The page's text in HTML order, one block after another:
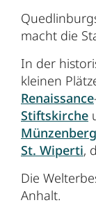
macht die
In der
kleinen
Renaissance
Stiftskirche
Münzenberg
St. Wiperti,
Die
Anhalt.